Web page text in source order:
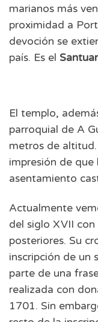
marianos más
proximidad a
devoción se
país. Es el
El templo,
parroquial de A
metros de
impresión de que
asentamiento
Actualmente
del siglo XVII
posteriores. Su
inscripción de un
parte de una
realizada con
1701. Sin